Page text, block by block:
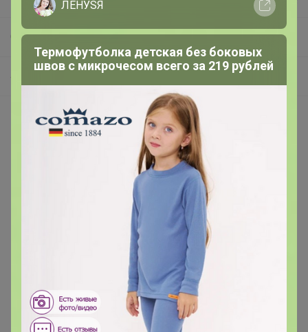
СП83 Only Trends ✿ КРУТЫЕ ЛЕТНИЕ НОВИНКИ ✿ женская молодежная одежда и аксессуары
4. Рубахи, джемпера
Покупают вместе
ЛЕНУSЯ
Термофутболка детская без боковых
швов с микрочесом всего за 219 рублей